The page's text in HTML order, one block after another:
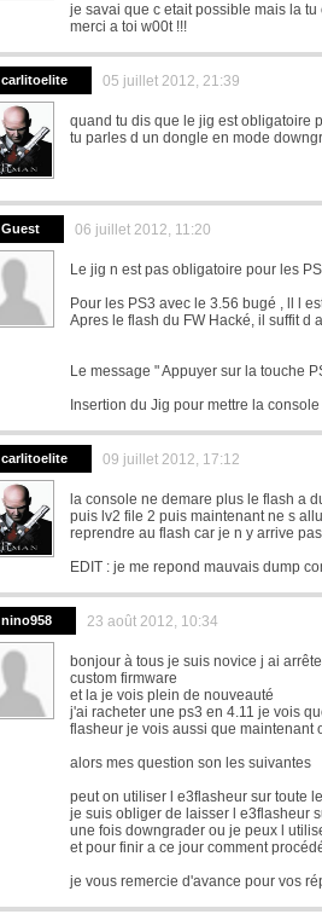
je savai que c etait possible mais la tu
merci a toi w00t !!!
carlitoelite 05 juillet 2012, 21:39
quand tu dis que le jig est obligatoire
tu parles d un dongle en mode
Guest 06 juillet 2012, 11:20
Le jig n est pas obligatoire pour les
Pour les PS3 avec le 3.56 bugé , ll l
Apres le flash du FW Hacké, il suffit d
Le message " Appuyer sur la touche
Insertion du Jig pour mettre la
carlitoelite 09 juillet 2012, 17:12
la console ne demare plus le flash a
puis lv2 file 2 puis maintenant ne s
reprendre au flash car je n y arrive
EDIT : je me repond mauvais dump
nino958 23 août 2012, 10:34
bonjour à tous je suis novice j ai
custom firmware
et la je vois plein de nouveauté
j'ai racheter une ps3 en 4.11 je vois
flasheur je vois aussi que maintenant
alors mes question son les suivantes
peut on utiliser l e3flasheur sur toute
je suis obliger de laisser l e3flasheur
une fois downgrader ou je peux l
et pour finir a ce jour comment
je vous remercie d'avance pour vos